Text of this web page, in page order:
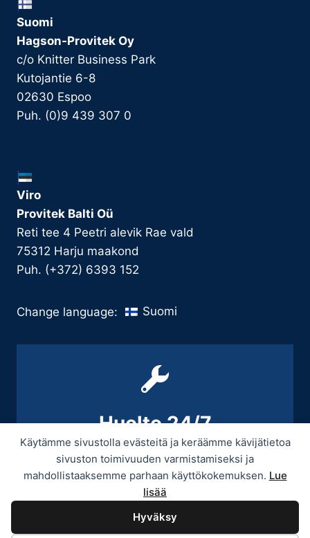
Käytämme sivustolla evästeitä ja keräämme kävijätietoa
sivuston toimivuuden varmistamiseksi ja
mahdollistaaksemme parhaan käyttökokemuksen. Lue
lisää
Hyväksy
Suomi
Hagson-Provitek Oy
c/o Knitter Business Park
Kutojantie 6-8
02630 Espoo
Puh. (0)9 439 307 0
Viro
Provitek Balti Oü
Reti tee 4 Peetri alevik Rae vald
75312 Harju maakond
Puh. (+372) 6393 152
Change language: Suomi
Huolto 24/7
+358 9 439 3070 / +358 50 545 5664
© 2026 Provitek -Tietosuojaseloste